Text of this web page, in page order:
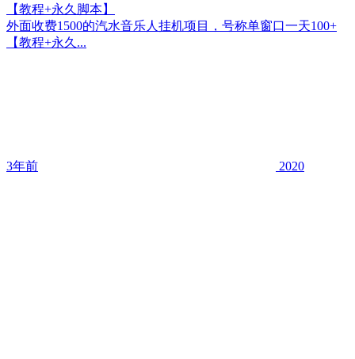
【教程+永久脚本】
外面收费1500的汽水音乐人挂机项目，号称单窗口一天100+
【教程+永久...
3年前 2020